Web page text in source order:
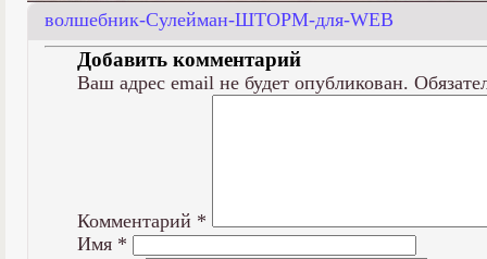
волшебник-Сулейман-ШТОРМ-для-WEB
Добавить комментарий
Ваш адрес email не будет опубликован.
Комментарий *
Имя *